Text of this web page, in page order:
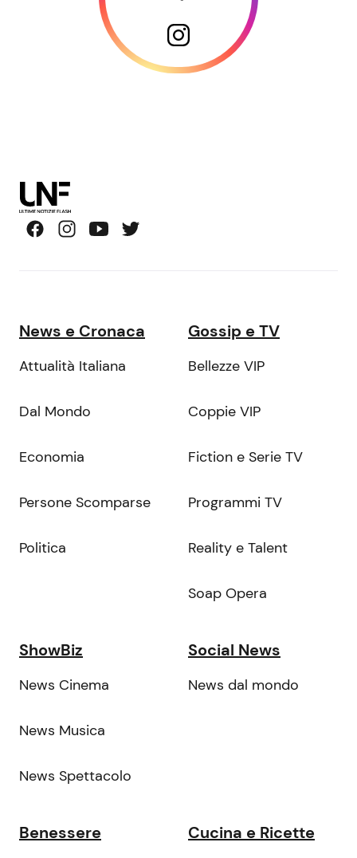
News e Cronaca
Attualità Italiana
Dal Mondo
Economia
Persone Scomparse
Politica
Gossip e TV
Bellezze VIP
Coppie VIP
Fiction e Serie TV
Programmi TV
Reality e Talent
Soap Opera
ShowBiz
News Cinema
News Musica
News Spettacolo
Social News
News dal mondo
Benessere Cucina e Ricette